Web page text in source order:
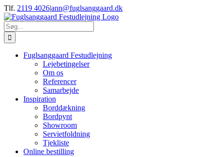
Skip
to
content
Tlf. 2119 4026|ann@fuglsanggaard.dk
Søg
efter:
Fuglsanggaard Festudlejning
Lejebetingelser
Om os
Referencer
Samarbejde
Inspiration
Borddækning
Bordpynt
Showroom
Servietfoldning
Tjekliste
Online bestilling